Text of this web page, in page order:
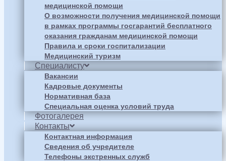
медицинской помощи
О возможности получения медицинской помощи
в рамках программы госгарантий бесплатного
оказания гражданам медицинской помощи
Правила и сроки госпитализации
Медицинский туризм
Специалисту
Вакансии
Кадровые документы
Нормативная база
Специальная оценка условий труда
Фотогалерея
Контакты
Контактная информация
Сведения об учредителе
Телефоны экстренных служб